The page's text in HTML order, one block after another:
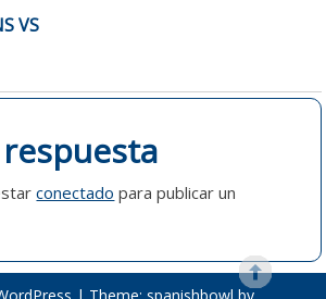
VS
conectado para publicar un
| Theme: spanishbowl by